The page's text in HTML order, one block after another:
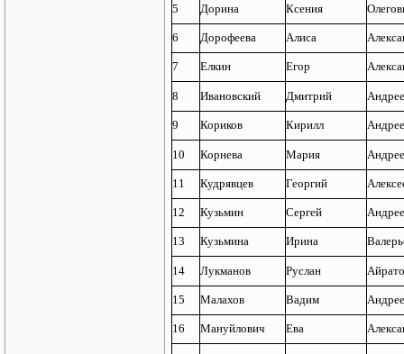
5 Дорина Ксения
6 Дорофеева Алиса
7 Елкин Егор
8 Ивановский Дмитрий
9 Кориков Кирилл
10 Корнева Мария
11 Кудрявцев Георгий
12 Кузьмин Сергей
13 Кузьмина Ирина
14 Лукманов Руслан
15 Малахов Вадим
16 Мануйлович Ева